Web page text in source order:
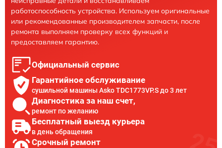
работоспособность устройства. Используем оригинальные
или рекомендованные производителем запчасти, после
ремонта выполняем проверку всех функций и
предоставляем гарантию.
Официальный сервис
Гарантийное обслуживание
сушильной машины Asko TDC1773VP.S до 3 лет
Диагностика за наш счет,
ремонт по желанию
Бесплатный выезд курьера
в день обращения
Срочный ремонт